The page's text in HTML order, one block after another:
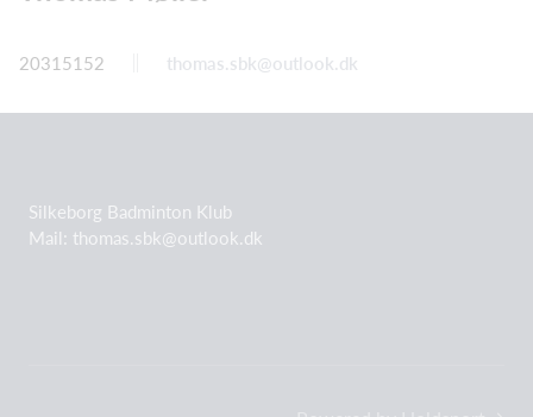
20315152 thomas.sbk@outlook.dk
Silkeborg Badminton Klub
Mail: thomas.sbk@outlook.dk